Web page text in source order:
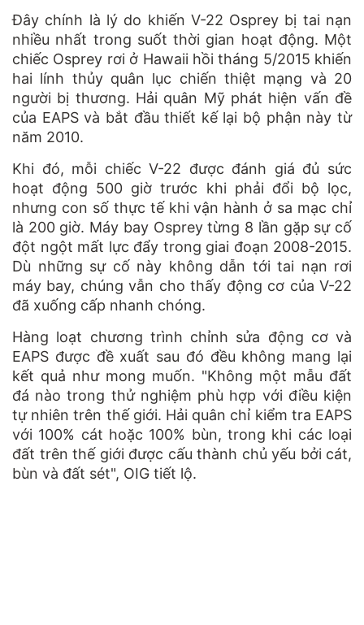
Đây chính là lý do khiến V-22 Osprey bị tai nạn
nhiều nhất trong suốt thời gian hoạt động. Một
chiếc Osprey rơi ở Hawaii hồi tháng 5/2015 khiến
hai lính thủy quân lục chiến thiệt mạng và 20
người bị thương. Hải quân Mỹ phát hiện vấn đề
của EAPS và bắt đầu thiết kế lại bộ phận này từ
năm 2010.
Khi đó, mỗi chiếc V-22 được đánh giá đủ sức
hoạt động 500 giờ trước khi phải đổi bộ lọc,
nhưng con số thực tế khi vận hành ở sa mạc chỉ
là 200 giờ. Máy bay Osprey từng 8 lần gặp sự cố
đột ngột mất lực đẩy trong giai đoạn 2008-2015.
Dù những sự cố này không dẫn tới tai nạn rơi
máy bay, chúng vẫn cho thấy động cơ của V-22
đã xuống cấp nhanh chóng.
Hàng loạt chương trình chỉnh sửa động cơ và
EAPS được đề xuất sau đó đều không mang lại
kết quả như mong muốn. "Không một mẫu đất
đá nào trong thử nghiệm phù hợp với điều kiện
tự nhiên trên thế giới. Hải quân chỉ kiểm tra EAPS
với 100% cát hoặc 100% bùn, trong khi các loại
đất trên thế giới được cấu thành chủ yếu bởi cát,
bùn và đất sét", OIG tiết lộ.